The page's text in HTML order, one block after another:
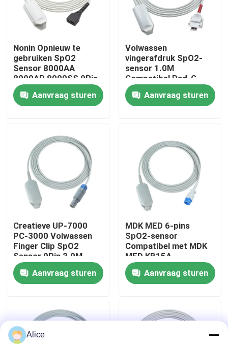
Huis
Producten
Fabrieksreis
Kwaliteitscontrole
Contacteer ons
Nieuws
Gevallen
Verzoek om een Citaat
Opnieuw te gebruiken spO2-sensor
Nonin Opnieuw te
gebruiken SpO2
Sensor 8000AA
8000AP 8000SS 9Pin
7500 8800 Xpod 3012
de Volwassen Sonde
van de Vingerklem
Aanvraag sturen
Volwassen
vingerafdruk SpO2-
sensor 1.0M
Compatibel Rad-G
Direct
Aanvraag sturen
Creatieve UP-7000
PC-3000 Volwassen
Finger Clip SpO2
Sensor 9Pin 3.0M
SpO2 Probe
Aanvraag sturen
MDK MED 6-pins
SpO2-sensor
Compatibel met MDK
MED KB15A
Aanvraag sturen
Alice